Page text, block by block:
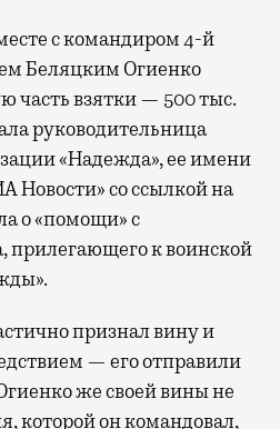
с командиром 4-й
Беляцким Огиенко
часть взятки — 500 тыс.
руководительница
«Надежда», ее имени
Новости» со ссылкой на
о «помощи» с
прилегающего к воинской
признал вину и
— его отправили
же своей вины не
которой он командовал,